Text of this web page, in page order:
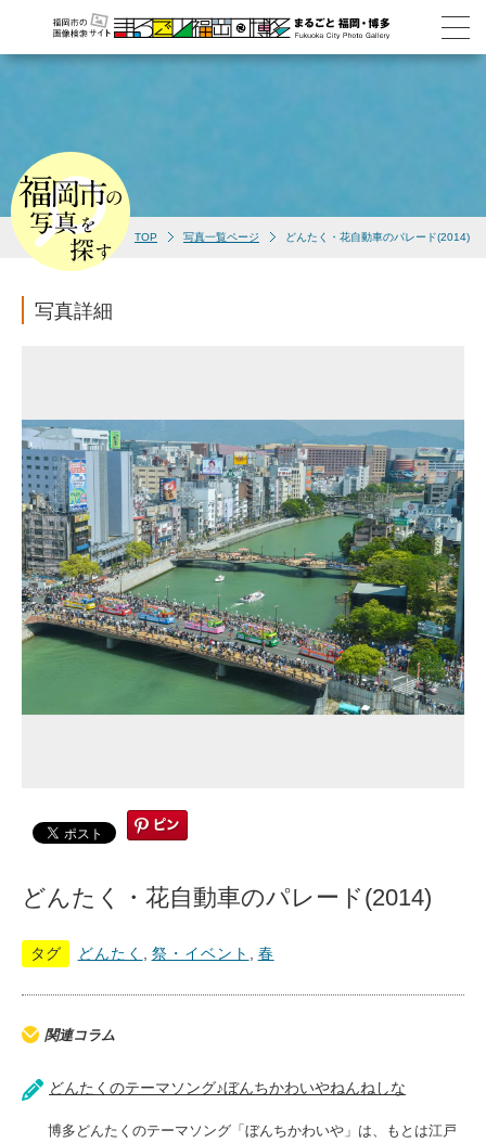
TOP 写真一覧ページ どんたく・花自動車のパレード(2014)
写真詳細
どんたく・花自動車のパレード(2014)
タグ どんたく 祭・イベント 春
関連コラム
どんたくのテーマソング♪ぼんちかわいやねんねしな
博多どんたくのテーマソング「ぼんちかわいや」は、もとは江戸